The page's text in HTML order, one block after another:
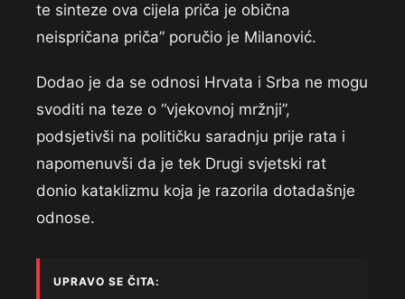
te sinteze ova cijela priča je obična
neispričana priča” poručio je Milanović.
Dodao je da se odnosi Hrvata i Srba ne mogu
svoditi na teze o “vjekovnoj mržnji”,
podsjetivši na političku saradnju prije rata i
napomenuvši da je tek Drugi svjetski rat
donio kataklizmu koja je razorila dotadašnje
odnose.
UPRAVO SE ČITA: